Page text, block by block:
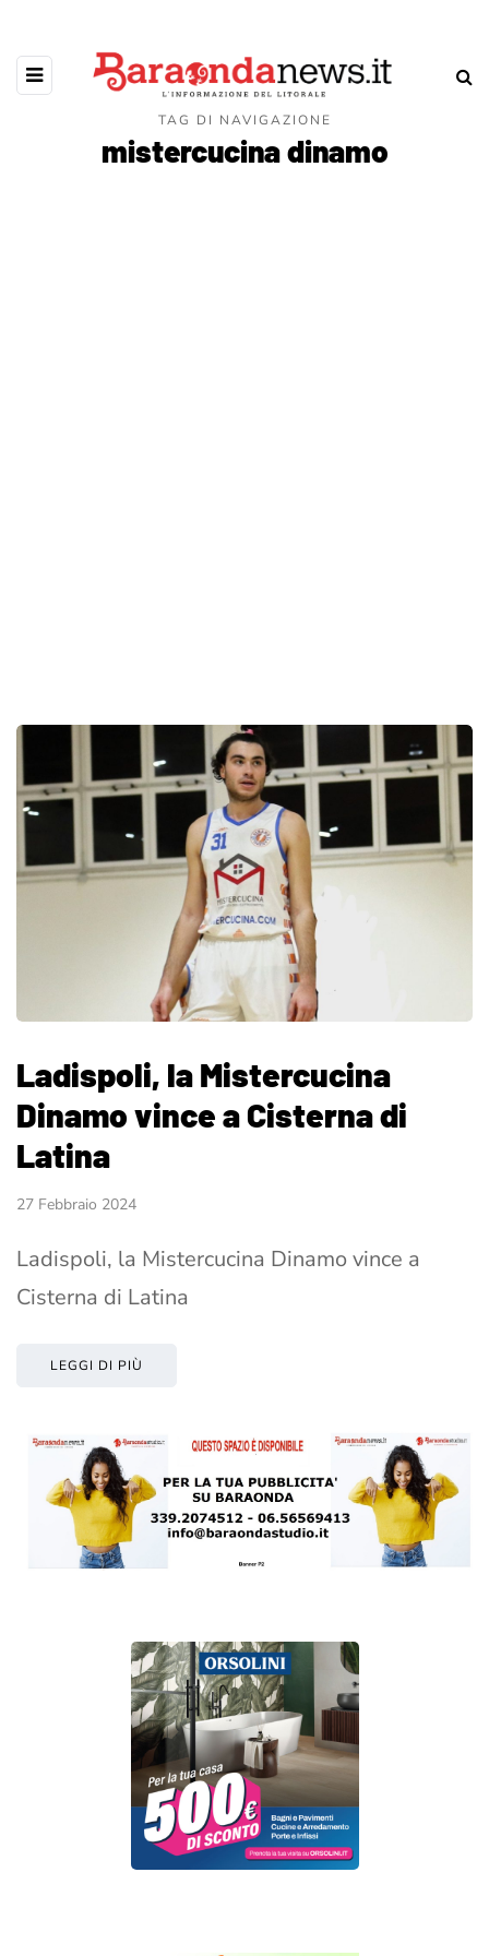
TAG DI NAVIGAZIONE
mistercucina dinamo
Ladispoli, la Mistercucina
Dinamo vince a Cisterna di
Latina
27 Febbraio 2024
Ladispoli, la Mistercucina Dinamo vince a
Cisterna di Latina
LEGGI DI PIÙ